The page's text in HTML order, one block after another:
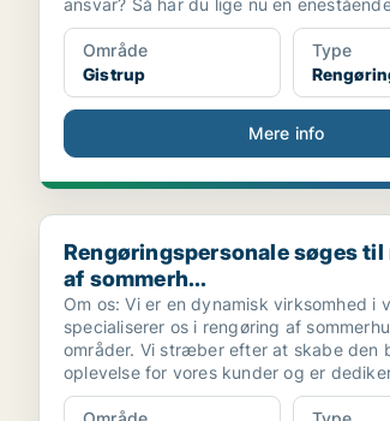
ansvar? Så har du lige nu en
Område
Gistrup
Type
Mere info
Rengøringspersonale søges til
Rengøringspersonale søges
af sommerh...
Om os: Vi er en dynamisk virksomhed i
specialiserer os i rengøring af
områder. Vi stræber efter at skabe den
oplevelse for vores kunder og er